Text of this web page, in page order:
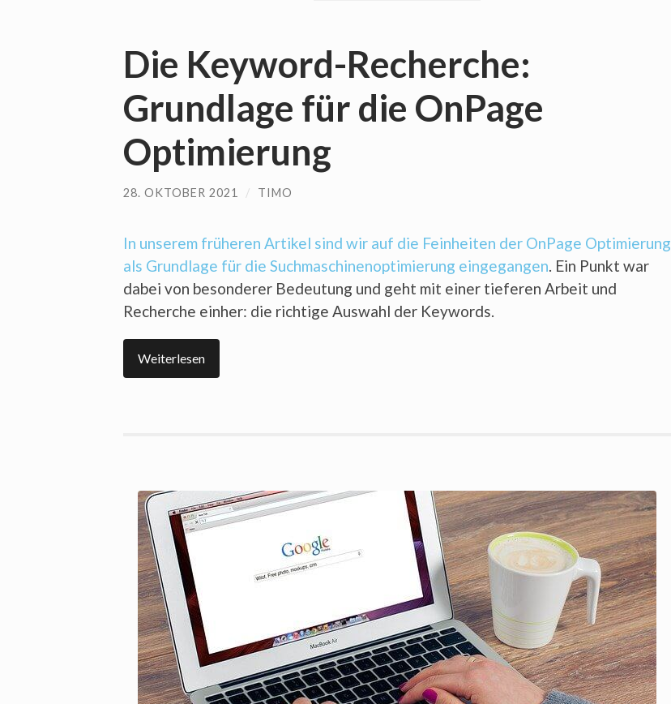
Die Keyword-Recherche:
Grundlage für die OnPage
Optimierung
28. OKTOBER 2021 / TIMO
In unserem früheren Artikel sind wir auf die Feinheiten der OnPage Optimierung
als Grundlage für die Suchmaschinenoptimierung eingegangen. Ein Punkt war
dabei von besonderer Bedeutung und geht mit einer tieferen Arbeit und
Recherche einher: die richtige Auswahl der Keywords.
Weiterlesen